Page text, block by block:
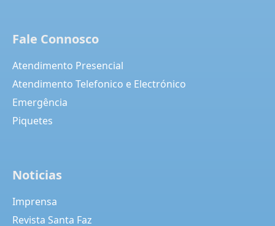
Fale Connosco
Atendimento Presencial
Atendimento Telefonico e Electrónico
Emergência
Piquetes
Noticias
Imprensa
Revista Santa Faz